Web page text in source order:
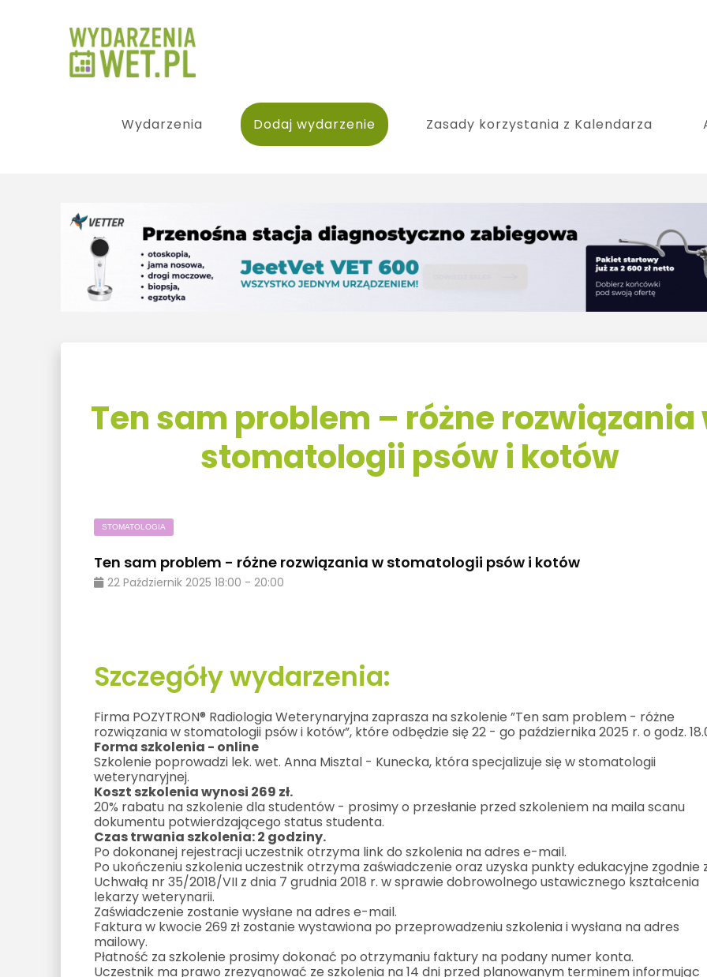
Wydarzenia Dodaj wydarzenie Zasady korzystania z Kalendarza
Ten sam problem – różne rozwiązania
stomatologii psów i kotów
STOMATOLOGIA
Ten sam problem - różne rozwiązania w stomatologii psów i kotów
22 Październik 2025 18:00 -20:00
Szczegóły wydarzenia:
Firma POZYTRON® Radiologia Weterynaryjna zaprasza na szkolenie ”Ten sam problem - różne
rozwiązania w stomatologii psów i kotów”, które odbędzie się 22 - go października 2025 r. o godz.
Forma szkolenia - online
Szkolenie poprowadzi lek. wet. Anna Misztal - Kunecka, która specjalizuje się w stomatologii
weterynaryjnej.
Koszt szkolenia wynosi 269 zł.
20% rabatu na szkolenie dla studentów - prosimy o przesłanie przed szkoleniem na maila scanu
dokumentu potwierdzającego status studenta.
Czas trwania szkolenia: 2 godziny.
Po dokonanej rejestracji uczestnik otrzyma link do szkolenia na adres e-mail.
Po ukończeniu szkolenia uczestnik otrzyma zaświadczenie oraz uzyska punkty edukacyjne zgodnie
Uchwałą nr 35/2018/VII z dnia 7 grudnia 2018 r. w sprawie dobrowolnego ustawicznego kształcenia
lekarzy weterynarii.
Zaświadczenie zostanie wysłane na adres e-mail.
Faktura w kwocie 269 zł zostanie wystawiona po przeprowadzeniu szkolenia i wysłana na adres
mailowy.
Płatność za szkolenie prosimy dokonać po otrzymaniu faktury na podany numer konta.
Uczestnik ma prawo zrezygnować ze szkolenia na 14 dni przed planowanym terminem informując